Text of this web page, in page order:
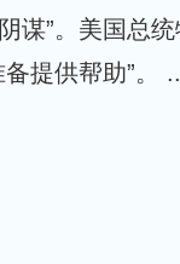
谋”。美国总
提供帮助”。